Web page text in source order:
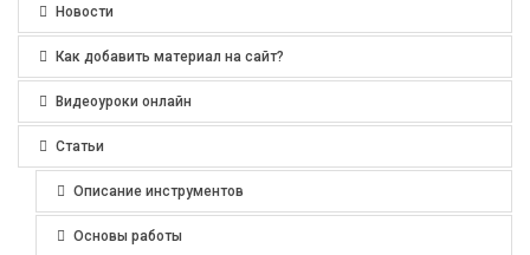
Новости
Как добавить материал на сайт?
Видеоуроки онлайн
Статьи
Описание инструментов
Основы работы